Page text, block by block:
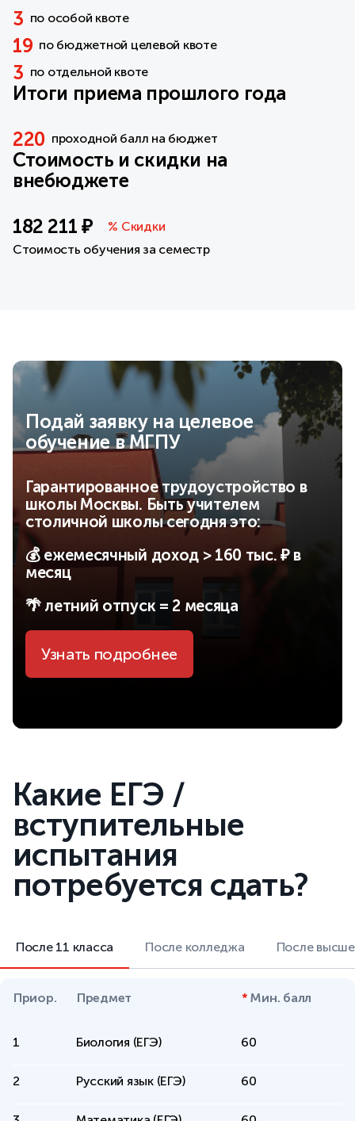
3 по особой квоте
19 по бюджетной целевой квоте
3 по отдельной квоте
Итоги приема прошлого года
220 проходной балл на бюджет
Стоимость и скидки на
внебюджете
182 211 ₽
% Скидки
Стоимость обучения за семестр
Подай заявку на целевое
обучение в МГПУ
Гарантированное трудоустройство в
школы Москвы. Быть учителем
столичной школы сегодня это:
💰 ежемесячный доход > 160 тыс. ₽ в
месяц
🌴 летний отпуск = 2 месяца
Узнать подробнее
Какие ЕГЭ /
вступительные
испытания
потребуется сдать?
После 11 класса После колледжа После
Приор. Предмет * Мин. балл
1 Биология (ЕГЭ) 60
2 Русский язык (ЕГЭ) 60